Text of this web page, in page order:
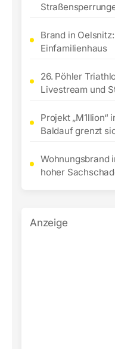
Brand in
Einfamilienhaus
26. Pöhler
Livestream und
Projekt „M1llion“
Baldauf grenzt
Wohnungsbrand
hoher
Anzeige